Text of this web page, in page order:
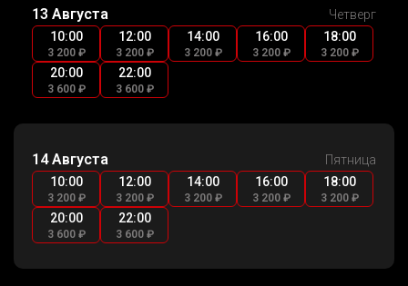
13 Августа
Четверг
10:00
3 200 ₽
12:00
3 200 ₽
14:00
3 200 ₽
16:00
3 200 ₽
18:00
3 200 ₽
20:00
3 600 ₽
22:00
3 600 ₽
14 Августа
Пятница
10:00
3 200 ₽
12:00
3 200 ₽
14:00
3 200 ₽
16:00
3 200 ₽
18:00
3 200 ₽
20:00
3 600 ₽
22:00
3 600 ₽